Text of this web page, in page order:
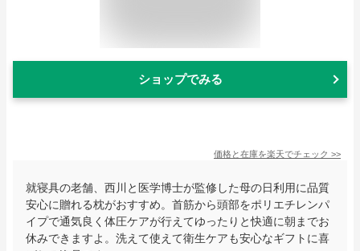
ショップでみる
価格と在庫を楽天でチェック >>
就寝具の老舗、西川と医学博士が監修した母の日利用に品質
安心に贈れる枕がおすすめ。首筋から頭部をポリエチレンパ
イプで通気良く体圧ケアが行えてゆったりと快適に朝までお
休みできますよ。洗えて使えて衛生ケアも安心なギフトに喜